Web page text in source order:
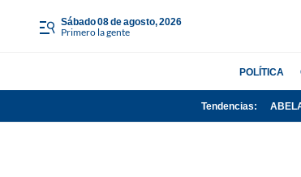
sábado 08 de agosto, 2026
Primero la gente
POLÍTICA
Tendencias: